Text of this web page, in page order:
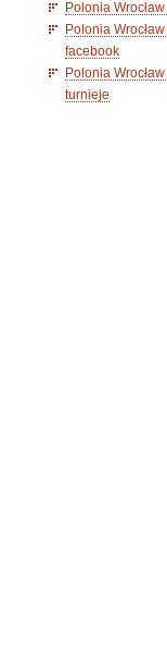
Polonia
Polonia Wrocław
facebook
Polonia Wrocław
turnieje